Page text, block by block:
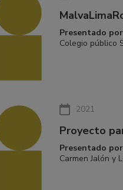
Presentado
Colegio público
2021
Proyecto
Presentado
Carmen Jalón y